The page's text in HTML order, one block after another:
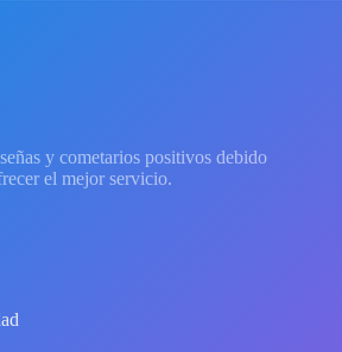
y cometarios positivos debido
el mejor servicio.